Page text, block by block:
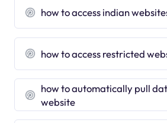
how to access indian
how to access restricted
how to automatically pull
website